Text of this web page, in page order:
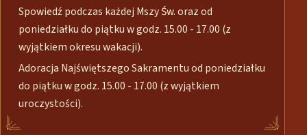
Spowiedź podczas każdej Mszy Św. oraz od
poniedziałku do piątku w godz. 15.00 - 17.00 (z
wyjątkiem okresu wakacji).
Adoracja Najświętszego Sakramentu od poniedziałku
do piątku w godz. 15.00 - 17.00 (z wyjątkiem
uroczystości).